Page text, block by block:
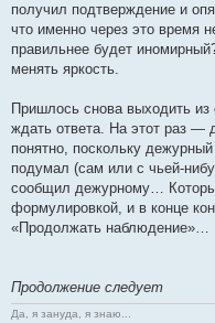
получил подтверждение и
что именно через это время
правильнее будет
менять яркость.
Пришлось снова выходить из
ждать ответа. На этот раз —
понятно, поскольку
подумал (сам или с чьей-
сообщил дежурному…
формулировкой, и в конце
«Продолжать наблюдение»…
Продолжение следует
Да, я зануда, я знаю...